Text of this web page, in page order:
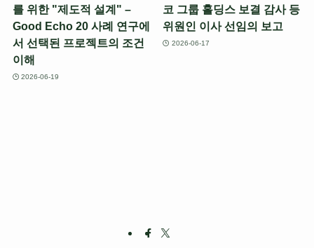
를 위한 "제도적 설계" –
Good Echo 20 사례 연구에
서 선택된 프로젝트의 조건
이해
2026-06-19
코 그룹 홀딩스 보결 감사 등
위원인 이사 선임의 보고
2026-06-17